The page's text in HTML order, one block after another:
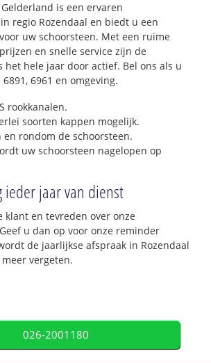
is een ervaren
regio Rozendaal en biedt u een
uw schoorsteen. Met een ruime
en snelle service zijn de
het hele jaar door actief. Bel ons als u
6961 en omgeving.
rookkanalen.
soorten kappen mogelijk.
en rondom de schoorsteen.
uw schoorsteen nagelopen op
ieder jaar van dienst
klant en tevreden over onze
u dan op voor onze reminder
de jaarlijkse afspraak in Rozendaal
vergeten.
026-2001180